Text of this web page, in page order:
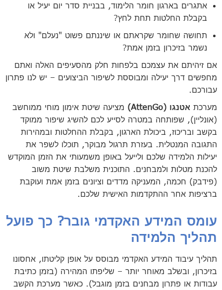
אתגרים בארגון חומר הלימוד, בבניית סדר יום יעיל או
בקבלת החלטות תחת לחץ?
תחושה שחומר שקראתם או שיננתם פשוט "נעלם" ולא
נשמר בזיכרון בזמן אמת?
אם זיהיתם את עצמכם בלפחות חלק מהסעיפים האלה ואתם
מחפשים דרך יעילה ומבוססת לשיפור הביצועים – יש לנו פתרון
עבורכם.
מערכת אטנגו (AttenGo)
מציעה שיטת אימון מוחי ממוחשב
(אונליין), שפותחה במטרה לסייע לכם להשיג שיפור ממוקד
בקשב ובריכוז, ביכולת הארגון, בקבלת ההחלטות ובמהירות
התגובה המנטלית. בעזרת תרגול מבוקר, תוכלו לשפר את
יעילות הלמידה שלכם ולייעל באופן משמעותי את הזמן המוקדש
להכנת מטלות ולמבחנים. התוכנית משלבת שיטת משוב
(פידבק) חכמה, המעניקה מדדים וציונים בזמן אמת ועוקבת
ברציפות אחר ההתקדמות האישית שלכם.
עומס המידע האקדמי גובר? כך פועל
תהליך הלמידה
תהליך עיבוד המידע האקדמי מבוסס על אופן קליטתו, אחסונו
בזיכרון, ובשלב מאוחר יותר – שליפתו המהירה (בזמן כתיבת
עבודות או פתרון מבחנים בזמן מוגבל). כאשר מערכת הקשב